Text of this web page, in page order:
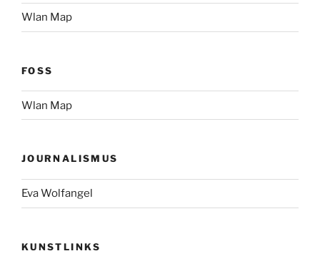
Wlan Map
FOSS
Wlan Map
JOURNALISMUS
Eva Wolfangel
KUNSTLINKS